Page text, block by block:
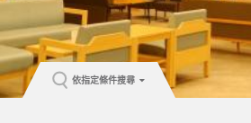
依指定條件搜尋